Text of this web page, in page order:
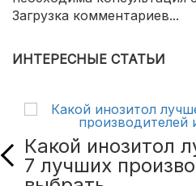
Загрузка комментариев...
ИНТЕРЕСНЫЕ СТАТЬИ
Какой инозитол
7 лучших